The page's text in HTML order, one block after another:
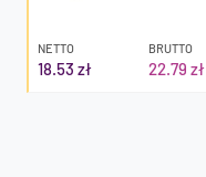
NETTO
18.53 zł
BRUTTO
22.79 zł